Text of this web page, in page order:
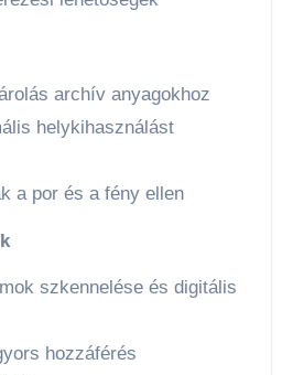
archív anyagokhoz
helykihasználást
a por és a fény ellen
szkennelése és digitális
hozzáférés